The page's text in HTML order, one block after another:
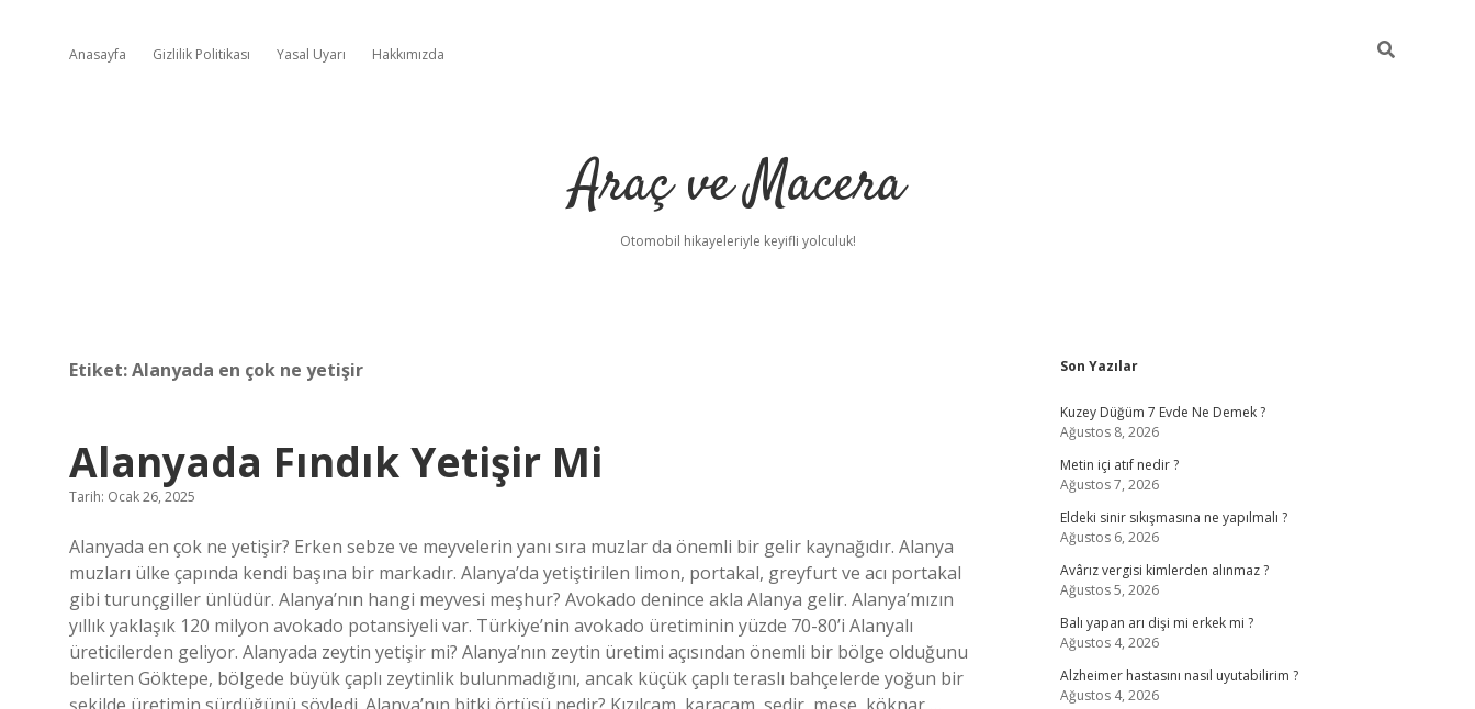
Anasayfa Gizlilik Politikası Yasal Uyarı Hakkımızda
Araç ve Macera
Otomobil hikayeleriyle keyifli yolculuk!
Etiket:Alanyada en çok ne yetişir
Alanyada Fındık Yetişir Mi
Tarih: Ocak 26, 2025
Alanyada en çok ne yetişir? Erken sebze ve meyvelerin yanı sıra muzlar da önemli bir gelir kaynağıdır. Alanya
muzları ülke çapında kendi başına bir markadır. Alanya’da yetiştirilen limon, portakal, greyfurt ve acı portakal
gibi turunçgiller ünlüdür. Alanya’nın hangi meyvesi meşhur? Avokado denince akla Alanya gelir. Alanya’mızın
yıllık yaklaşık 120 milyon avokado potansiyeli var. Türkiye’nin avokado üretiminin yüzde 70-80’i Alanyalı
üreticilerden geliyor. Alanyada zeytin yetişir mi? Alanya’nın zeytin üretimi açısından önemli bir bölge olduğunu
belirten Göktepe, bölgede büyük çaplı zeytinlik bulunmadığını, ancak küçük çaplı teraslı bahçelerde yoğun bir
Sidebar
Son Yazılar
Kuzey Düğüm 7 Evde Ne Demek ?
Ağustos 8, 2026
Metin içi atıf nedir ?
Ağustos 7, 2026
Eldeki sinir sıkışmasına ne yapılmalı ?
Ağustos 6, 2026
Avârız vergisi kimlerden alınmaz ?
Ağustos 5, 2026
Balı yapan arı dişi mi erkek mi ?
Ağustos 4, 2026
Alzheimer hastasını nasıl uyutabilirim ?
Ağustos 4, 2026